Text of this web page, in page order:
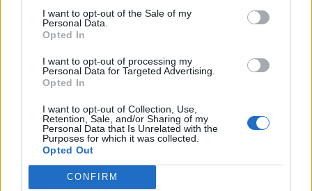
I want to opt-out of the Sale of my
Personal Data.
Opted In
I want to opt-out of processing my
Personal Data for Targeted Advertising.
Opted In
I want to opt-out of Collection, Use,
Retention, Sale, and/or Sharing of my
Personal Data that Is Unrelated with the
Purposes for which it was collected.
Opted Out
CONFIRM
сподели стратегия за тях?
Последна редакция:20.12.25
20.12.25
-sheherezada67-
Здравейтеуна кое поле да сложа дървета,обори,че
не можах да се ориентирам за бисквитките?